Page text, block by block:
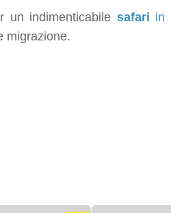
un indimenticabile safari in
migrazione.